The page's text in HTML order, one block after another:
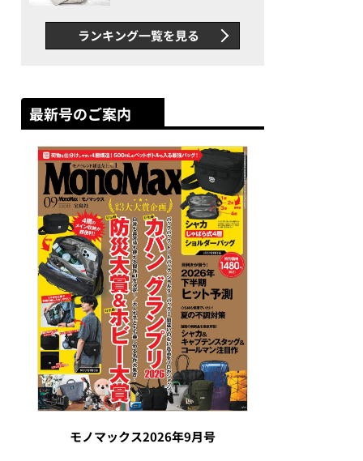
判以上に優秀だった
ランキング一覧を見る
最新号のご案内
モノマックス2026年9月号